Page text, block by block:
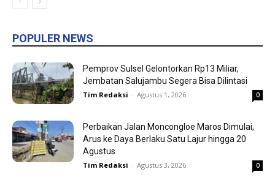
POPULER NEWS
Pemprov Sulsel Gelontorkan Rp13 Miliar,
Jembatan Salujambu Segera Bisa Dilintasi
Tim Redaksi - Agustus 1, 2026 0
Perbaikan Jalan Moncongloe Maros Dimulai,
Arus ke Daya Berlaku Satu Lajur hingga 20
Agustus
Tim Redaksi - Agustus 3, 2026 0